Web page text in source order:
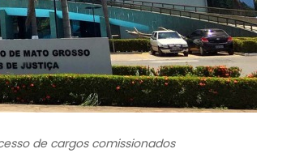
de cargos comissionados